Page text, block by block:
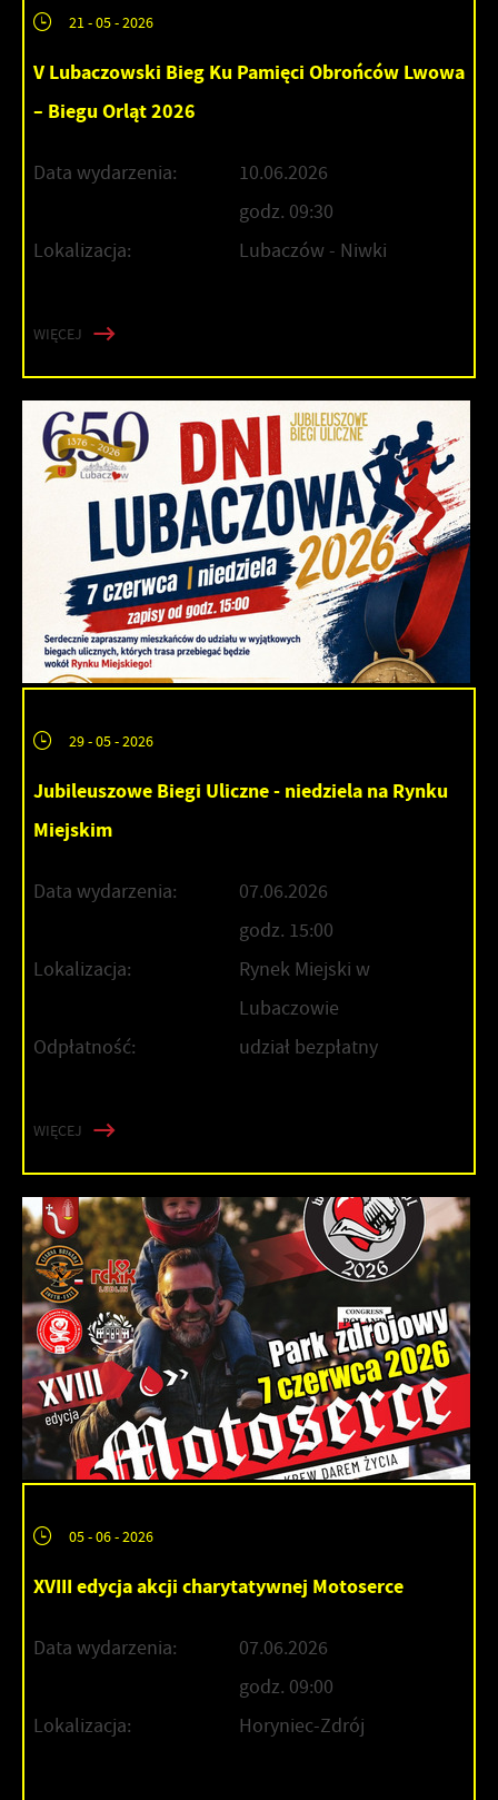
21 - 05 - 2026
V Lubaczowski Bieg Ku Pamięci Obrońców Lwowa
– Biegu Orląt 2026
Data wydarzenia:
10.06.2026
godz. 09:30
Lokalizacja:
Lubaczów - Niwki
WIĘCEJ
29 - 05 - 2026
Jubileuszowe Biegi Uliczne - niedziela na Rynku
Miejskim
Data wydarzenia:
07.06.2026
godz. 15:00
Lokalizacja:
Rynek Miejski w
Lubaczowie
Odpłatność:
udział bezpłatny
WIĘCEJ
05 - 06 - 2026
XVIII edycja akcji charytatywnej Motoserce
Data wydarzenia:
07.06.2026
godz. 09:00
Lokalizacja:
Horyniec-Zdrój